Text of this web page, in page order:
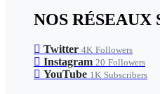
NOS RÉSEAUX
Twitter 4K Followers
Instagram 20 Followers
YouTube 1K Subscribers